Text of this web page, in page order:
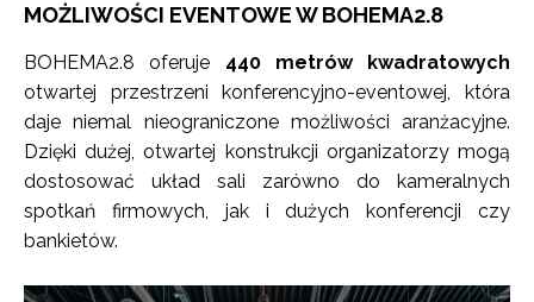
MOŻLIWOŚCI EVENTOWE W BOHEMA2.8
BOHEMA2.8 oferuje 440 metrów kwadratowych
otwartej przestrzeni konferencyjno-eventowej, która
daje niemal nieograniczone możliwości aranżacyjne.
Dzięki dużej, otwartej konstrukcji organizatorzy mogą
dostosować układ sali zarówno do kameralnych
spotkań firmowych, jak i dużych konferencji czy
bankietów.